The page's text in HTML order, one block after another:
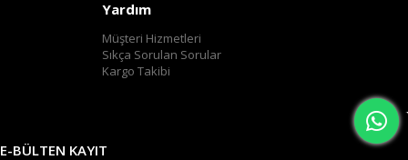
Yardım
Müşteri Hizmetleri
Sıkça Sorulan Sorular
Kargo Takibi
E-BÜLTEN KAYIT